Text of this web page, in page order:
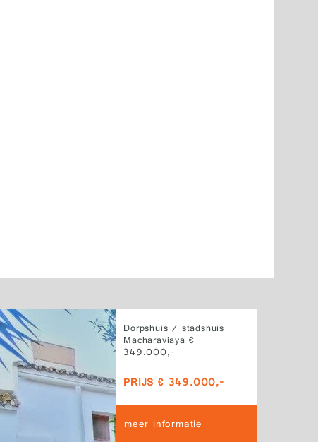
Dorpshuis / stadshuis
Macharaviaya €
349.000,-
PRIJS € 349.000,-
meer informatie